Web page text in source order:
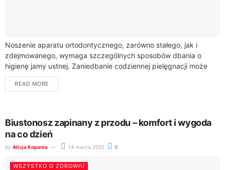
Noszenie aparatu ortodontycznego, zarówno stałego, jak i
zdejmowanego, wymaga szczególnych sposobów dbania o
higienę jamy ustnej. Zaniedbanie codziennej pielęgnacji może
prowadzić do poważnych problemów, takich jak próchnica,
zapalenie dziąseł i...
READ MORE
Biustonosz zapinany z przodu – komfort i wygoda
na co dzień
by Alicja Kopania 14 marca 2025 0
WSZYSTKO O ZDROWIU